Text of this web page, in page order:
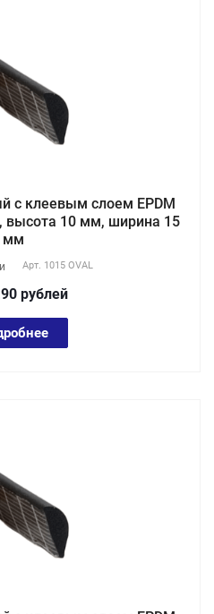
с клеевым слоем EPDM
высота 10 мм, ширина 15
мм
Арт. 1015 OVAL
рублей